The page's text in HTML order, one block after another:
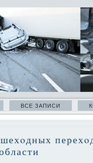
ВСЕ ЗАПИСИ